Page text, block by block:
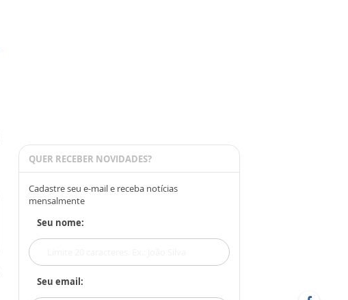
QUER RECEBER NOVIDADES?
Cadastre seu e-mail e receba notícias
mensalmente
Seu nome:
Seu email: